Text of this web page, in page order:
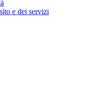
e dei servizi